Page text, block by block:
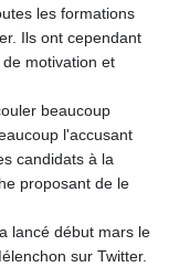
les formations
Ils ont cependant
motivation et
beaucoup
l'accusant
candidats à la
proposant de le
lancé début mars le
sur Twitter.